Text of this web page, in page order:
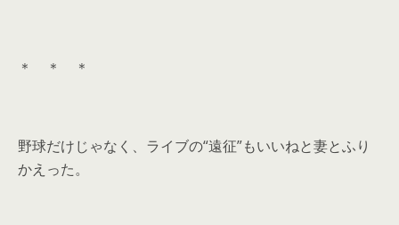
＊ ＊ ＊
野球だけじゃなく、ライブの“遠征”もいいねと妻とふり
かえった。